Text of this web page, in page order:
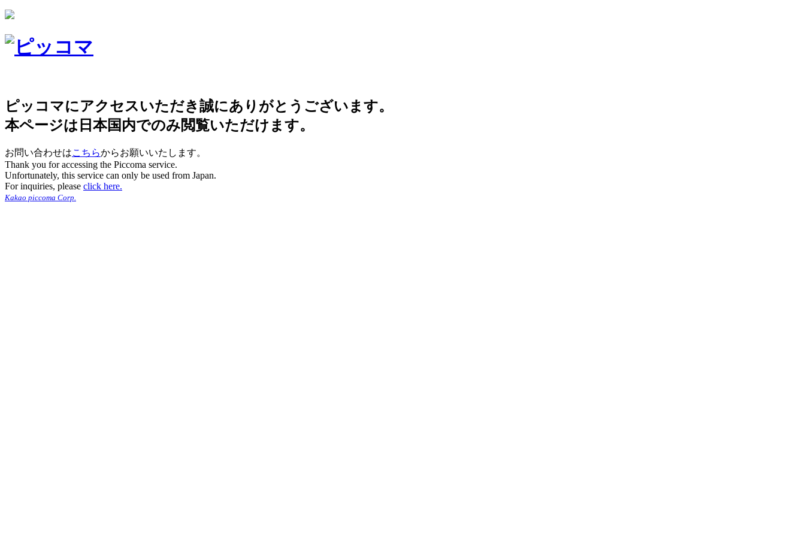
ピッコマにアクセスいただき誠にありがとうございます。
本ページは日本国内でのみ閲覧いただけます。
お問い合わせはこちらからお願いいたします。
Thank you for accessing the Piccoma service.
Unfortunately, this service can only be used from Japan.
For inquiries, please click here.
Kakao piccoma Corp.